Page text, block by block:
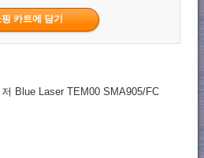
Blue Laser TEM00 SMA905/FC